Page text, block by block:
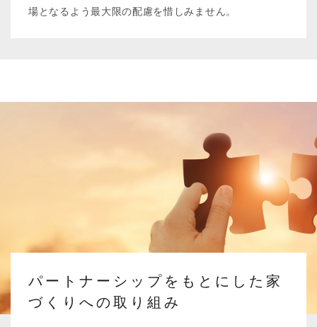
場となるよう最大限の配慮を惜しみません。
パートナーシップをもとにした家
づくりへの取り組み